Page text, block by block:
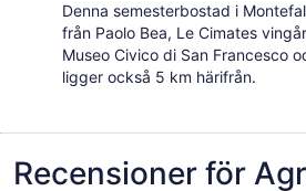
Denna semesterbostad i
från Paolo Bea, Le Cimates
Museo Civico di San Francesco
ligger också 5 km härifrån.
Recensioner
Recensioner för